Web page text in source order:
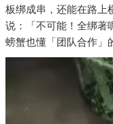
板绑成串，还能在路上
说：「不可能！全绑著
螃蟹也懂「团队合作」